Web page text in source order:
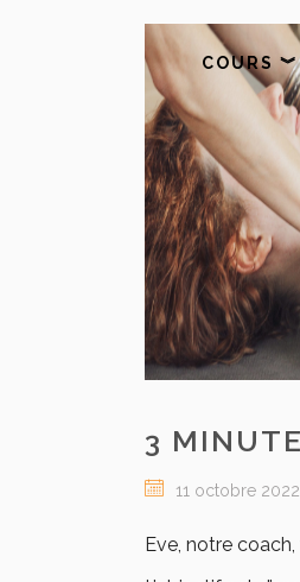
COURS ︾
3
11 octobre 2022
Eve, notre